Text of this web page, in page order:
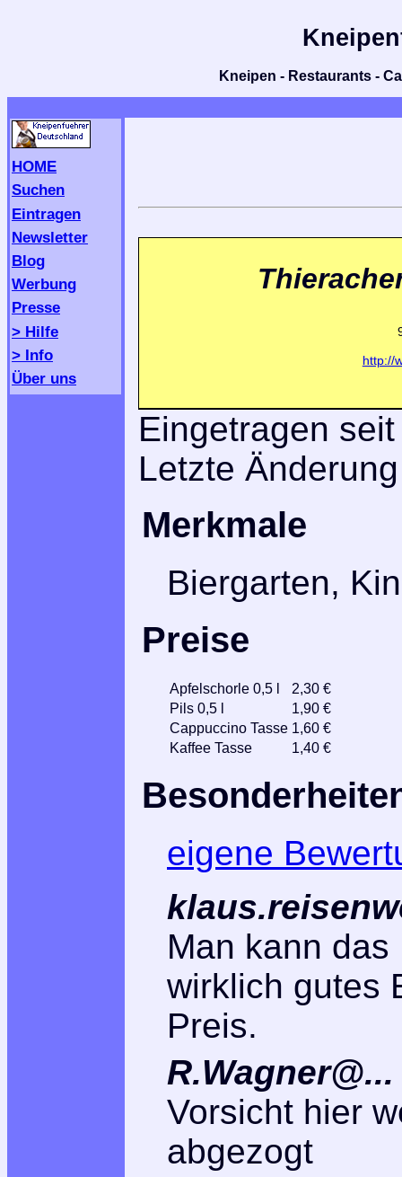
Kneipen - Restaurants -
HOME
Suchen
Eintragen
Newsletter
Blog
Werbung
Presse
> Hilfe
> Info
Über uns
http://
Eingetragen
Letzte
Merkmale
Biergarten,
Preise
Apfelschorle 0,5 l
2,30 €
Pils 0,5 l
1,90 €
Cappuccino Tasse 1,60 €
Kaffee Tasse
1,40 €
eigene
Man kann
wirklich gutes
Preis.
Vorsicht hier
abgezogt